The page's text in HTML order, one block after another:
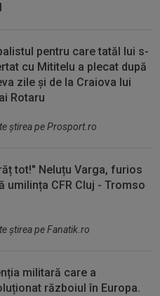
pentru care tatăl lui s-
cu Mititelu a plecat după
zile și de la Craiova lui
Rotaru
ştirea pe Prosport.ro
tot!" Neluțu Varga, furios
umilința CFR Cluj - Tromso
ştirea pe Fanatik.ro
militară care a
războiul în Europa.